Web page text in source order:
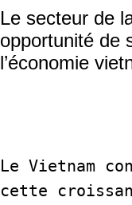
Le secteur de
opportunité de
l’économie
Le Vietnam
cette